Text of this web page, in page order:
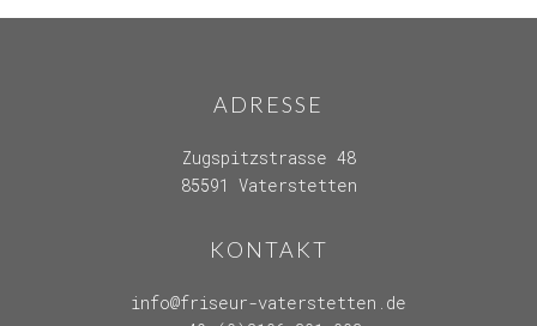
ADRESSE
Zugspitzstrasse 48
85591 Vaterstetten
KONTAKT
info@friseur-vaterstetten.de